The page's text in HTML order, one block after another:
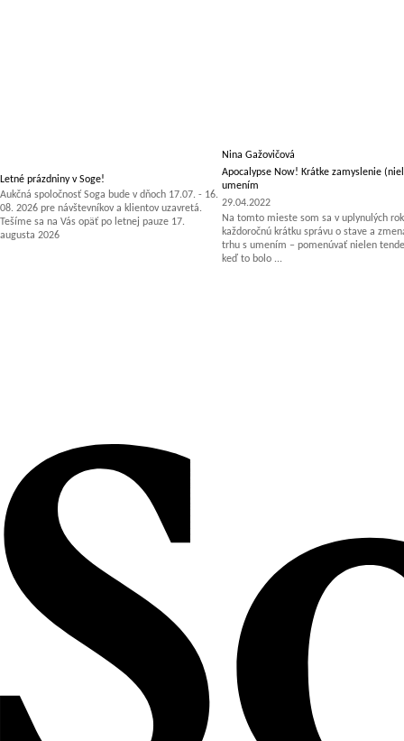
Letné prázdniny v Soge!
Aukčná spoločnosť Soga bude v dňoch 17.07. - 16.
08. 2026 pre návštevníkov a klientov uzavretá.
Tešíme sa na Vás opäť po letnej pauze 17.
augusta 2026
Nina Gažovičová
Apocalypse Now! Krátke zamyslenie
umením
29.04.2022
Na tomto mieste som sa v uplynulých
každoročnú krátku správu o stave a
trhu s umením – pomenúvať nielen
keď to bolo ...